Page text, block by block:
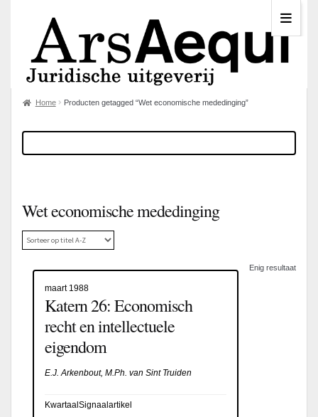
Home Producten getagged “Wet economische mededinging”
Wet economische mededinging
Enig resultaat
maart 1988
Katern 26: Economisch
recht en intellectuele
eigendom
E.J. Arkenbout, M.Ph. van Sint Truiden
KwartaalSignaalartikel